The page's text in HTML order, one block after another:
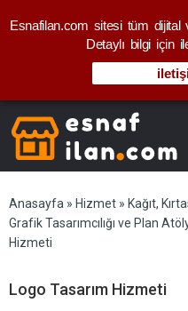
Anasayfa » Hizmet » Kağıt,
Grafik Tasarımcılığı ve Plan
Hizmeti
Logo Tasarım Hizmeti
Esnafilan.com sitesi tüm dijital
Detaylı bilgi için